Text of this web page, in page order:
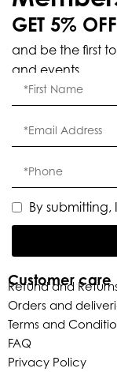
Customer care
Refund and
Orders and
Terms and
FAQ
Privacy Policy
GET 5% OFF
and be the first
and events.
By